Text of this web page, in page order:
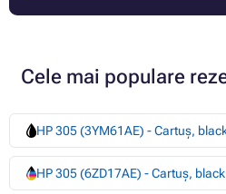
Cele mai populare
HP 305 (3YM61AE) - Cartuș,
HP 305 (6ZD17AE) - Cartuș,